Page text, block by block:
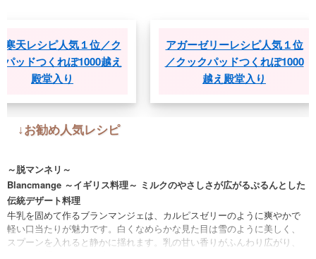
人気１位／ク
ぽ1000越え
アガーゼリーレシピ人気１位
／クックパッドつくれぽ1000
越え殿堂入り
牛
ク
↓お勧め人気レシピ
～脱マンネリ～
Blancmange ～イギリス料理～ ミルクのやさしさが広がるぷるんとした
伝統デザート料理
牛乳を固めて作るブランマンジェは、カルピスゼリーのように爽やかで
軽い口当たりが魅力です。白くなめらかな見た目は雪のように美しく、
スプーンを入れると静かに揺れます。乳の甘い香りがふんわり広がり、